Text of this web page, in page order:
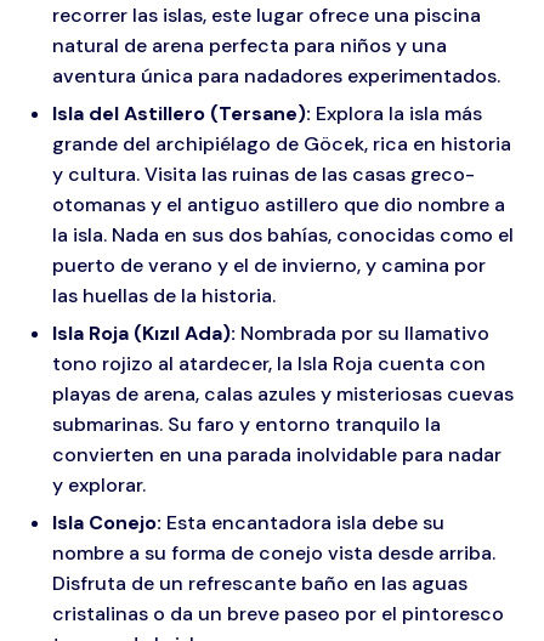
recorrer las islas, este lugar ofrece una piscina
natural de arena perfecta para niños y una
aventura única para nadadores experimentados.
Isla del Astillero (Tersane): Explora la isla más
grande del archipiélago de Göcek, rica en historia
y cultura. Visita las ruinas de las casas greco-
otomanas y el antiguo astillero que dio nombre a
la isla. Nada en sus dos bahías, conocidas como el
puerto de verano y el de invierno, y camina por
las huellas de la historia.
Isla Roja (Kızıl Ada): Nombrada por su llamativo
tono rojizo al atardecer, la Isla Roja cuenta con
playas de arena, calas azules y misteriosas cuevas
submarinas. Su faro y entorno tranquilo la
convierten en una parada inolvidable para nadar
y explorar.
Isla Conejo: Esta encantadora isla debe su
nombre a su forma de conejo vista desde arriba.
Disfruta de un refrescante baño en las aguas
cristalinas o da un breve paseo por el pintoresco